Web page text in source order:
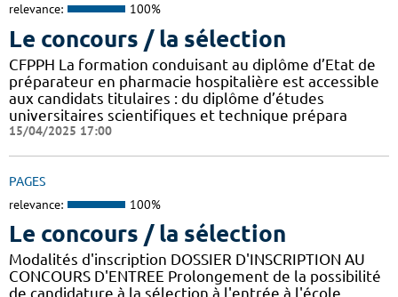
relevance: 100%
Le concours / la sélection
CFPPH La formation conduisant au diplôme d’Etat de
préparateur en pharmacie hospitalière est accessible
aux candidats titulaires : du diplôme d’études
universitaires scientifiques et technique prépara
15/04/2025 17:00
PAGES
relevance: 100%
Le concours / la sélection
Modalités d'inscription DOSSIER D'INSCRIPTION AU
CONCOURS D'ENTREE Prolongement de la possibilité
de candidature à la sélection à l'entrée à l'école